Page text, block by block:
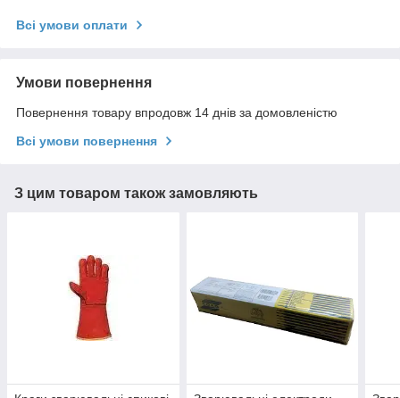
Всі умови оплати
Умови повернення
Повернення товару впродовж 14 днів за домовленістю
Всі умови повернення
З цим товаром також замовляють